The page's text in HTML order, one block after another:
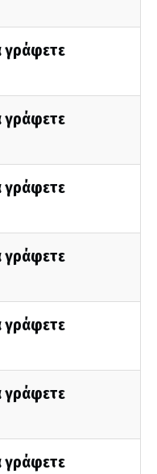
γράφετε
γράφετε
γράφετε
γράφετε
γράφετε
γράφετε
γράφετε